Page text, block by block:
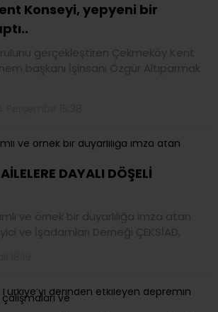
Konseyi, yepyeni bir
gerçekleştiren Çekmeköy Kent
başkanı İşinsanı Özgür Altıparmak
DAYALI DÖŞELİ
ve örnek bir duyarlılığa imza atan
ve İşadamları Derneği ÇEKSİAD,